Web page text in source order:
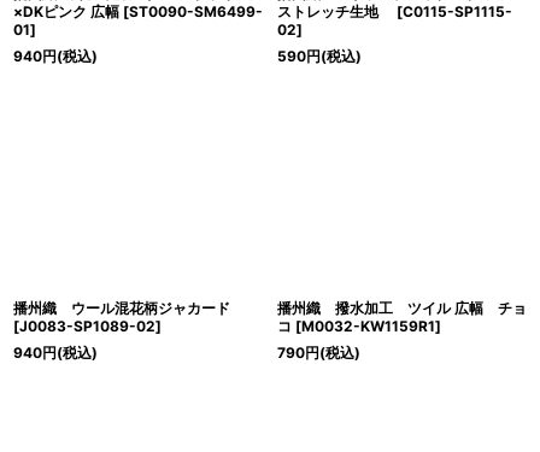
×DKピンク 広幅 [ST0090-SM6499-
01]
940円(税込)
ストレッチ生地
[C0115-SP1115-
02]
590円(税込)
播州織 ウール混花柄ジャカード
[J0083-SP1089-02]
940円(税込)
播州織 撥水加工 ツイル 広幅 チョ
コ [M0032-KW1159R1]
790円(税込)